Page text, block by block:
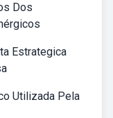
Dos
Estrategica
Utilizada Pela